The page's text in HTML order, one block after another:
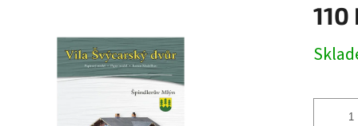
110
cena: